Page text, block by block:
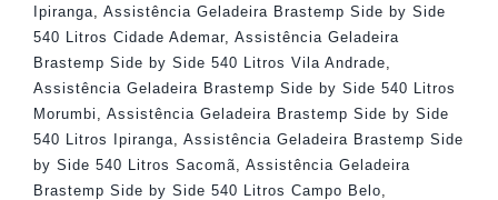
Ipiranga
Assistência Geladeira Brastemp Side by Side
540 Litros Cidade Ademar, Assistência Geladeira
Brastemp Side by Side 540 Litros Vila Andrade
Assistência Geladeira Brastemp Side by Side 540 Litros
Morumbi
Assistência Geladeira Brastemp Side by Side
540 Litros Ipiranga
Assistência Geladeira Brastemp Side
by Side 540 Litros Sacomã
Assistência Geladeira
Brastemp Side by Side 540 Litros Campo Belo